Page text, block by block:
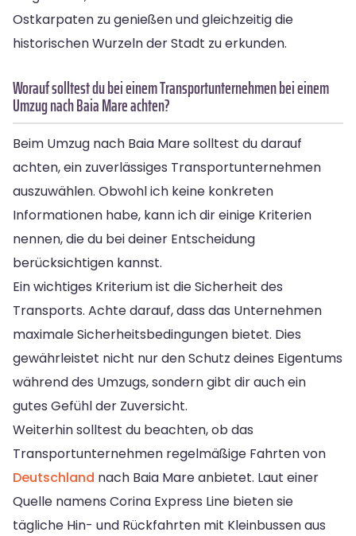
Ostkarpaten zu genießen und gleichzeitig die
historischen Wurzeln der Stadt zu erkunden.
Worauf solltest du bei einem Transportunternehmen bei einem
Umzug nach Baia Mare achten?
Beim Umzug nach Baia Mare solltest du darauf
achten, ein zuverlässiges Transportunternehmen
auszuwählen. Obwohl ich keine konkreten
Informationen habe, kann ich dir einige Kriterien
nennen, die du bei deiner Entscheidung
berücksichtigen kannst.
Ein wichtiges Kriterium ist die Sicherheit des
Transports. Achte darauf, dass das Unternehmen
maximale Sicherheitsbedingungen bietet. Dies
gewährleistet nicht nur den Schutz deines Eigentums
während des Umzugs, sondern gibt dir auch ein
gutes Gefühl der Zuversicht.
Weiterhin solltest du beachten, ob das
Transportunternehmen regelmäßige Fahrten von
Deutschland nach Baia Mare anbietet. Laut einer
Quelle namens Corina Express Line bieten sie
tägliche Hin- und Rückfahrten mit Kleinbussen aus